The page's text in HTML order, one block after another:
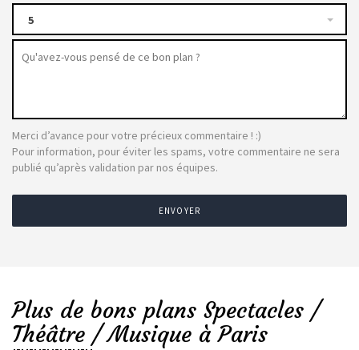
5
Merci d’avance pour votre précieux commentaire ! :)
Pour information, pour éviter les spams, votre commentaire ne sera
publié qu’après validation par nos équipes.
ENVOYER
Plus de bons plans Spectacles /
Théâtre / Musique à Paris